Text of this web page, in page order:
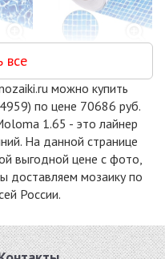
2.05
композит
2050x25200
1700 руб. / кв.м.
все
можно купить
по цене 70686 руб.
1.65 - это лайнер
На данной странице
выгодной цене с фото,
доставляем мозаику по
России.